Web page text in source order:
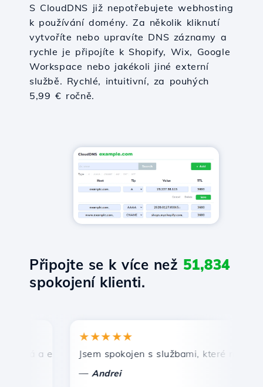
S CloudDNS již nepotřebujete webhosting
k používání domény. Za několik kliknutí
vytvoříte nebo upravíte DNS záznamy a
rychle je připojíte k Shopify, Wix, Google
Workspace nebo jakékoli jiné externí
službě. Rychlé, intuitivní, za pouhých
5,99 € ročně.
Připojte se k více než 51,834
spokojení klienti.
a efektivní technická podpora.
★★★★★
Jsem spokojen s službami, které nabízí
Andrei